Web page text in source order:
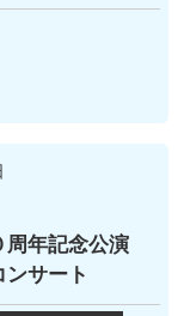
周年記念公演
サート